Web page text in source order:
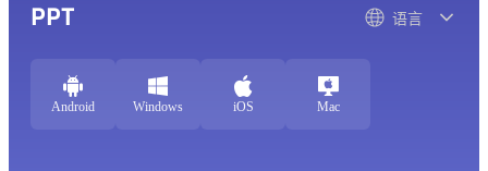
PPT 语言
Android Windows iOS Mac